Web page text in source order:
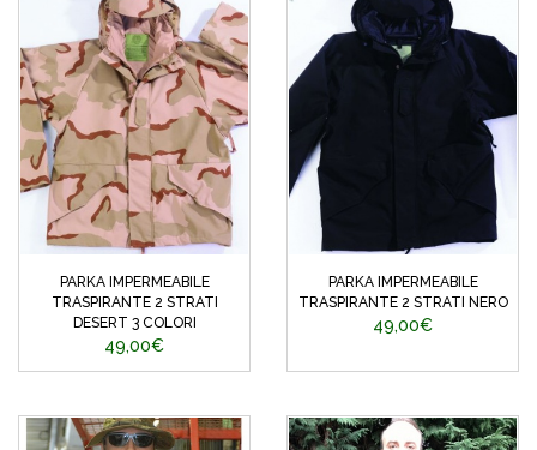
PARKA IMPERMEABILE
TRASPIRANTE 2 STRATI
DESERT 3 COLORI
49,00€
PARKA IMPERMEABILE
TRASPIRANTE 2 STRATI NERO
49,00€